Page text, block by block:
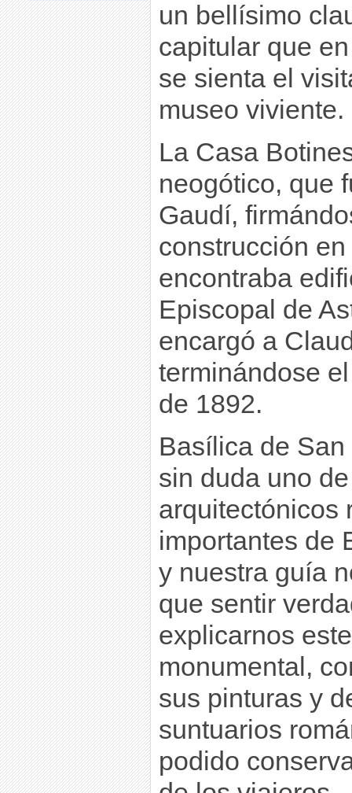
un bellísimo
capitular que
se sienta el
museo viviente.
La Casa
neogótico, que
Gaudí,
construcción
encontraba
Episcopal de
encargó a
terminándose
de 1892.
Basílica de
sin duda uno
arquitectónicos
importantes de
y nuestra guía
que sentir
explicarnos
monumental,
sus pinturas y
suntuarios
podido